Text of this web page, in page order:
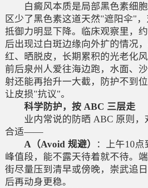
白癜风本质是局部黑色素细胞
区少了黑色素这道天然"遮阳伞"
抵御力明显下降。临床观察里，
后出现过白斑边缘向外扩的情况
红、晒脱皮，长期累积的光老化
前后泉州人爱往海边跑，水面、
射还能再抬升一大截，防护不到
让皮损"抗议"。
科学防护，按 ABC 三层走
业内常说的防晒 ABC 原则，
合适——
A（Avoid 规避）
：上午10
峰值段，能不露天待着就不待。
街尽量压到清早或傍晚，崇武追
后再动身更稳。